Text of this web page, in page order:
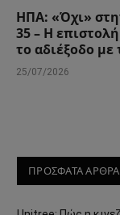
ΗΠΑ: «Όχι»
35 – Η
το αδιέξοδο με
25/07/2026
ΠΡΟΣΦΑΤΑ ΑΡΘΡΑ